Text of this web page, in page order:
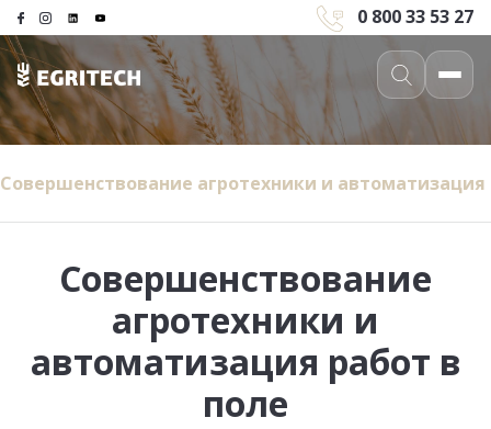
0 800 33 53 27
Совершенствование агротехники и автоматизация
Совершенствование
агротехники и
автоматизация работ в
поле